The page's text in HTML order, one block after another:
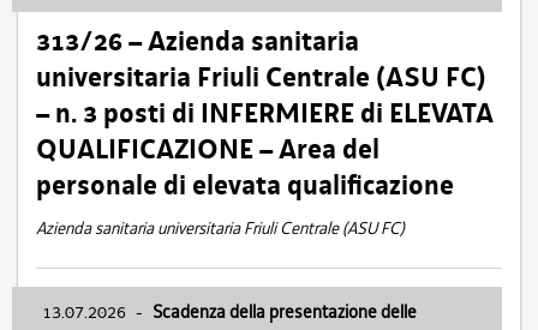
313/26 – Azienda sanitaria
universitaria Friuli Centrale (ASU FC)
– n. 3 posti di INFERMIERE di ELEVATA
QUALIFICAZIONE – Area del
personale di elevata qualificazione
Azienda sanitaria universitaria Friuli Centrale (ASU FC)
13.07.2026 - Scadenza della presentazione delle